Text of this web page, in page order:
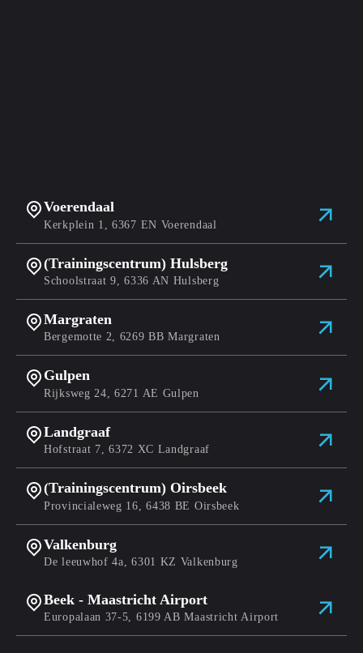
Voerendaal
Kerkplein 1, 6367 EN Voerendaal
(Trainingscentrum) Hulsberg
Schoolstraat 9, 6336 AN Hulsberg
Margraten
Bergemotte 2, 6269 BB Margraten
Gulpen
Rijksweg 24, 6271 AE Gulpen
Landgraaf
Hofstraat 7, 6372 XC Landgraaf
(Trainingscentrum) Oirsbeek
Provincialeweg 16, 6438 BE Oirsbeek
Valkenburg
De leeuwhof 4a, 6301 KZ Valkenburg
Beek - Maastricht Airport
Europalaan 37-5, 6199 AB Maastricht Airport